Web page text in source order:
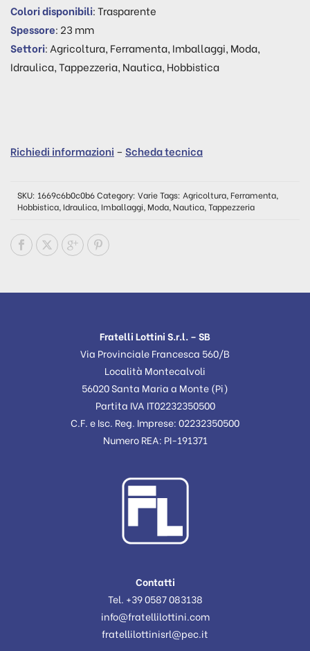
Colori disponibili: Trasparente
Spessore: 23 mm
Settori: Agricoltura, Ferramenta, Imballaggi, Moda,
Idraulica, Tappezzeria, Nautica, Hobbistica
Richiedi informazioni – Scheda tecnica
SKU: 1669c6b0c0b6Category: VarieTags: Agricoltura, Ferramenta,
Hobbistica, Idraulica, Imballaggi, Moda, Nautica, Tappezzeria
Fratelli Lottini S.r.l. – SB
Via Provinciale Francesca 560/B
Località Montecalvoli
56020 Santa Maria a Monte (Pi)
Partita IVA IT02232350500
C.F. e Isc. Reg. Imprese: 02232350500
Numero REA: PI-191371
Contatti
Tel. +39 0587 083138
info@fratellilottini.com
fratellilottinisrl@pec.it